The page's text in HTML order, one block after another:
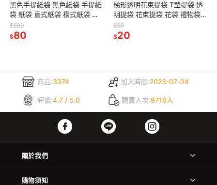
黑色手提紙袋 黑色紙袋 手提紙
袋 紙袋 直式紙袋 橫式紙袋 禮
品袋 手提袋 包裝袋 禮物袋 袋
子【SN0398】
$599
$80
梯形透明花束提袋 T型提袋 透
明提袋 花束提袋 花袋 禮物袋
手提袋 禮品袋 PVC提袋 花禮提
袋【SN0409】
$69
$20
商品:3374 加入時間:2023-07-04
評價:4.7 / 5.0 購買人次:9716人
關於我們
購物須知